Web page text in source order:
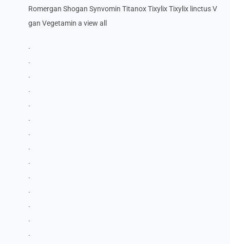
Romergan Shogan Synvomin Titanox Tixylix Tixylix linctus V
gan Vegetamin a view all
.
.
.
.
.
.
.
.
.
.
.
.
.
.